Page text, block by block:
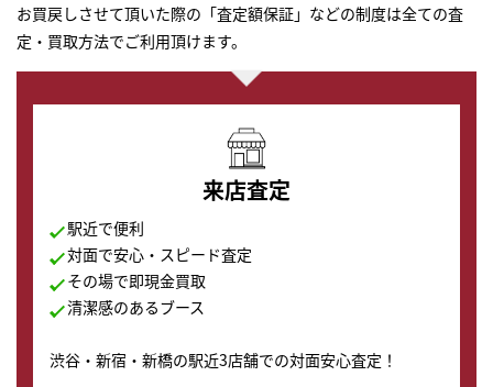
お買戻しさせて頂いた際の「査定額保証」などの制度は全ての査
定・買取方法でご利用頂けます。
来店査定
駅近で便利
対面で安心・スピード査定
その場で即現金買取
清潔感のあるブース
渋谷・新宿・新橋の駅近3店舗での対面安心査定！